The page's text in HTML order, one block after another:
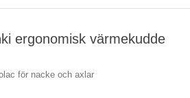
ergonomisk värmekudde
för nacke och axlar